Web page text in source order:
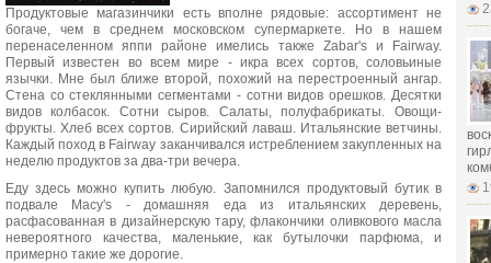
Продуктовые магазинчики есть вполне рядовые: ассортимент не
богаче, чем в среднем московском супермаркете. Но в нашем
перенаселенном яппи районе имелись также Zabar's и Fairway.
Первый известен во всем мире - икра всех сортов, соловьиные
язычки. Мне был ближе второй, похожий на перестроенный ангар.
Стена со стеклянными сегментами - сотни видов орешков. Десятки
видов колбасок. Сотни сыров. Салаты, полуфабрикаты. Овощи-
фрукты. Хлеб всех сортов. Сирийский лаваш. Итальянские ветчины.
Каждый поход в Fairway заканчивался истреблением закупленных на
неделю продуктов за два-три вечера.
Еду здесь можно купить любую. Запомнился продуктовый бутик в
подвале Macy's - домашняя еда из итальянских деревень,
расфасованная в дизайнерскую тару, флакончики оливкового масла
невероятного качества, маленькие, как бутылочки парфюма, и
примерно такие же дорогие.